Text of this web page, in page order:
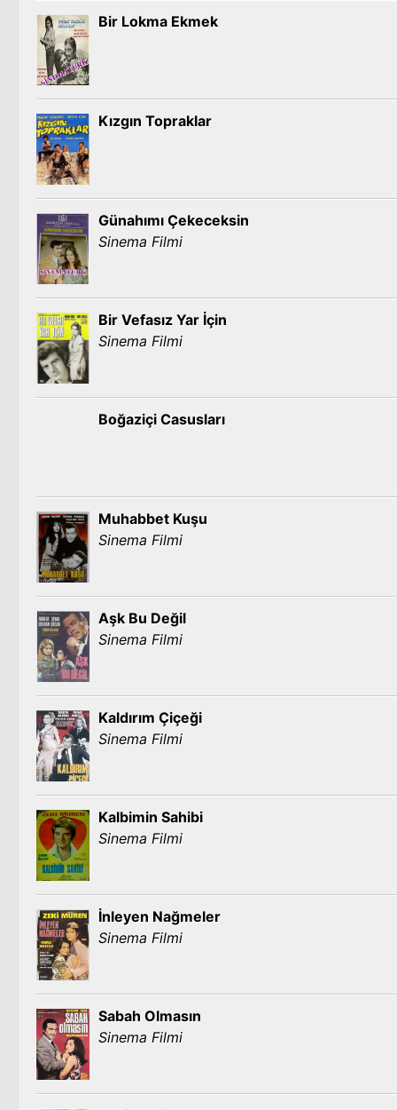
Bir Lokma Ekmek
Kızgın Topraklar
Günahımı Çekeceksin
Sinema Filmi
Bir Vefasız Yar İçin
Sinema Filmi
Boğaziçi Casusları
Muhabbet Kuşu
Sinema Filmi
Aşk Bu Değil
Sinema Filmi
Kaldırım Çiçeği
Sinema Filmi
Kalbimin Sahibi
Sinema Filmi
İnleyen Nağmeler
Sinema Filmi
Sabah Olmasın
Sinema Filmi